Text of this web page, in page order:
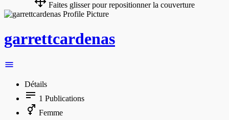
Faites glisser pour repositionner la couverture
garrettcardenas
Détails
1 Publications
Femme